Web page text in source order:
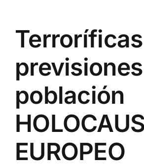
Terroríficas
población
EUROPEO